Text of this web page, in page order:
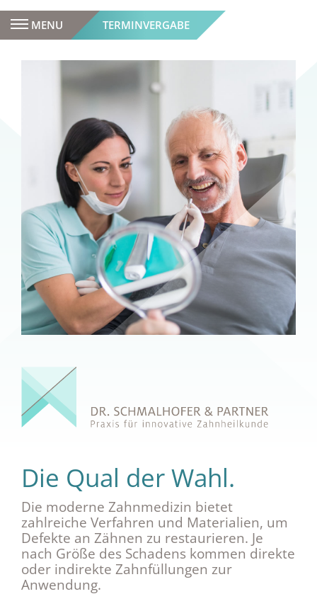
MENU TERMINVERGABE
Die Qual der Wahl.
Die moderne Zahnmedizin bietet
zahlreiche Verfahren und Materialien, um
Defekte an Zähnen zu restaurieren. Je
nach Größe des Schadens kommen direkte
oder indirekte Zahnfüllungen zur
Anwendung.